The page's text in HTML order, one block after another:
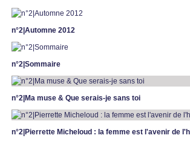
n°2|Automne 2012
n°2|Sommaire
n°2|Ma muse & Que serais-je sans toi
n°2|Pierrette Micheloud : la femme est l'avenir de